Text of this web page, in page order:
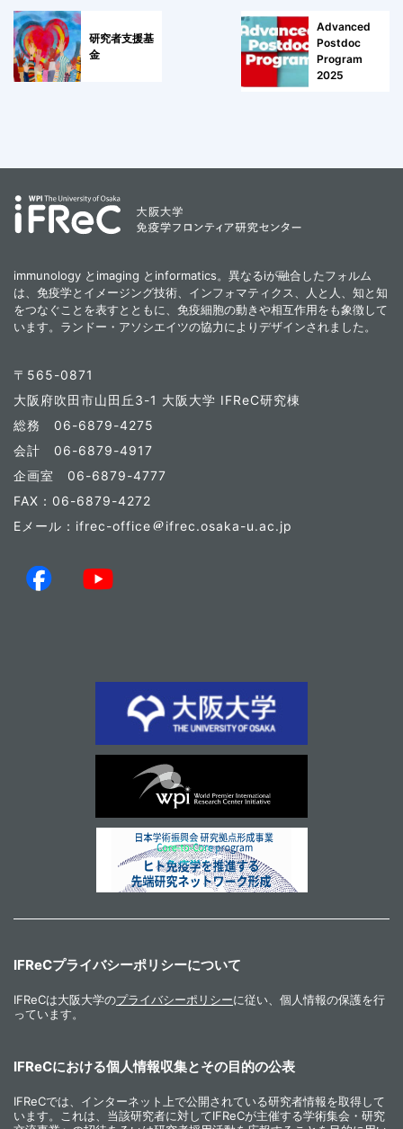
研究者支援基
金
Advanced
Postdoc
Program
2025
immunology とimaging とinformatics。異なるiが融合したフォルム
は、免疫学とイメージング技術、インフォマティクス、人と人、知と知
をつなぐことを表すとともに、免疫細胞の動きや相互作用をも象徴して
います。ランドー・アソシエイツの協力によりデザインされました。
〒565-0871
大阪府吹田市山田丘3-1 大阪大学 IFReC研究棟
総務 06-6879-4275
会計 06-6879-4917
企画室 06-6879-4777
FAX：06-6879-4272
Eメール：ifrec-office
ifrec.osaka-u.ac.jp
IFReCプライバシーポリシーについて
IFReCは大阪大学のプライバシーポリシーに従い、個人情報の保護を行
っています。
IFReCにおける個人情報収集とその目的の公表
IFReCでは、インターネット上で公開されている研究者情報を取得して
います。これは、当該研究者に対してIFReCが主催する学術集会・研究